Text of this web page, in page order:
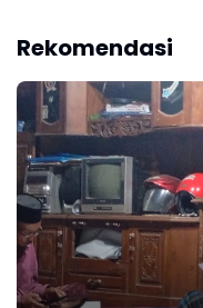
Rekomendasi